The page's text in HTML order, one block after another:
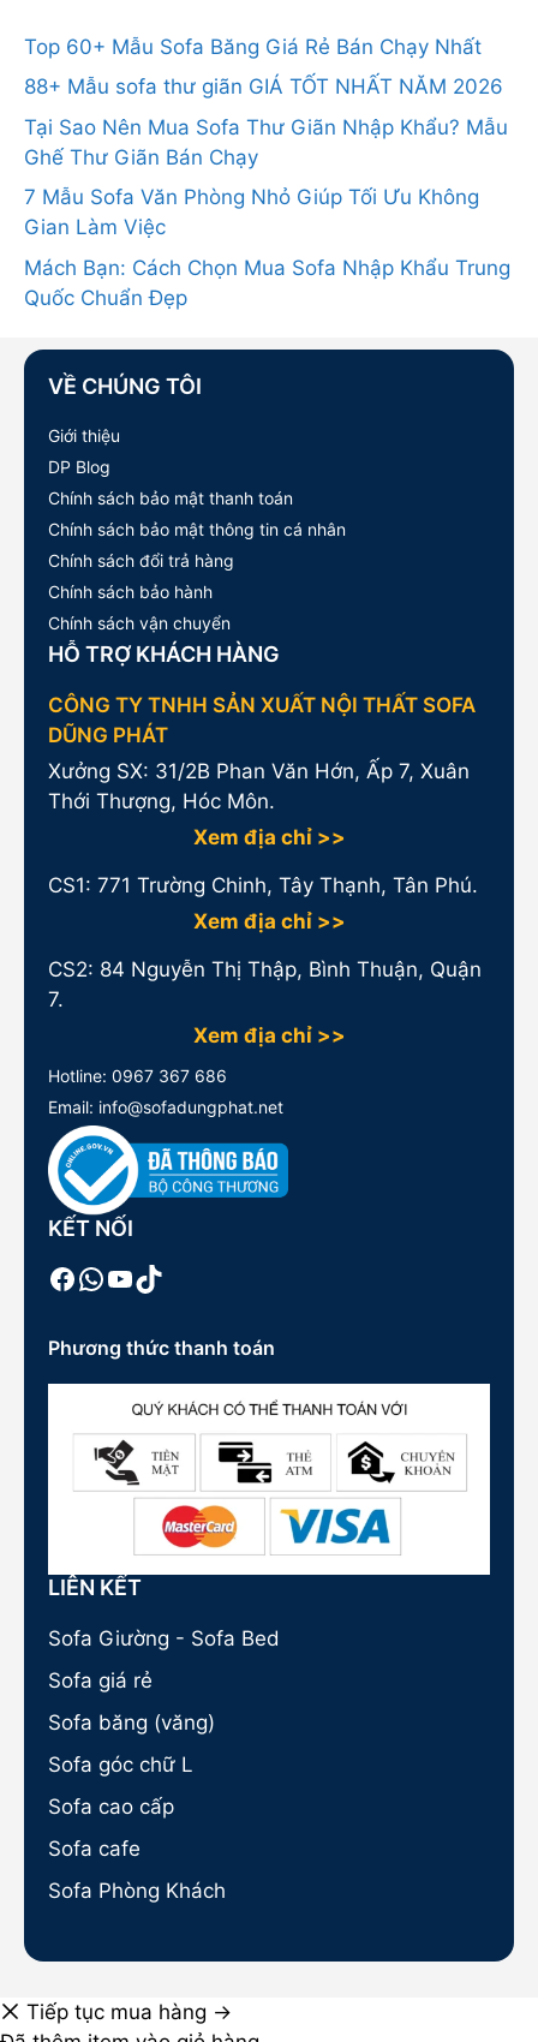
Top 60+ Mẫu Sofa Băng Giá Rẻ Bán Chạy Nhất
88+ Mẫu sofa thư giãn GIÁ TỐT NHẤT NĂM 2026
Tại Sao Nên Mua Sofa Thư Giãn Nhập Khẩu? Mẫu
Ghế Thư Giãn Bán Chạy
7 Mẫu Sofa Văn Phòng Nhỏ Giúp Tối Ưu Không
Gian Làm Việc
Mách Bạn: Cách Chọn Mua Sofa Nhập Khẩu Trung
Quốc Chuẩn Đẹp
VỀ CHÚNG TÔI
Giới thiệu
DP Blog
Chính sách bảo mật thanh toán
Chính sách bảo mật thông tin cá nhân
Chính sách đổi trả hàng
Chính sách bảo hành
Chính sách vận chuyển
HỖ TRỢ KHÁCH HÀNG
CÔNG TY TNHH SẢN XUẤT NỘI THẤT SOFA
DŨNG PHÁT
Xưởng SX: 31/2B Phan Văn Hớn, Ấp 7, Xuân
Thới Thượng, Hóc Môn.
Xem địa chỉ >>
CS1: 771 Trường Chinh, Tây Thạnh, Tân Phú.
Xem địa chỉ >>
CS2: 84 Nguyễn Thị Thập, Bình Thuận, Quận
7.
Xem địa chỉ >>
Hotline: 0967 367 686
Email: info@sofadungphat.net
KẾT NỐI
Facebook
WhatsApp
Youtube
TikTok
Phương thức thanh toán
LIÊN KẾT
Sofa Giường - Sofa Bed
Sofa giá rẻ
Sofa băng (văng)
Sofa góc chữ L
Sofa cao cấp
Sofa cafe
Sofa Phòng Khách
Tiếp tục mua hàng →